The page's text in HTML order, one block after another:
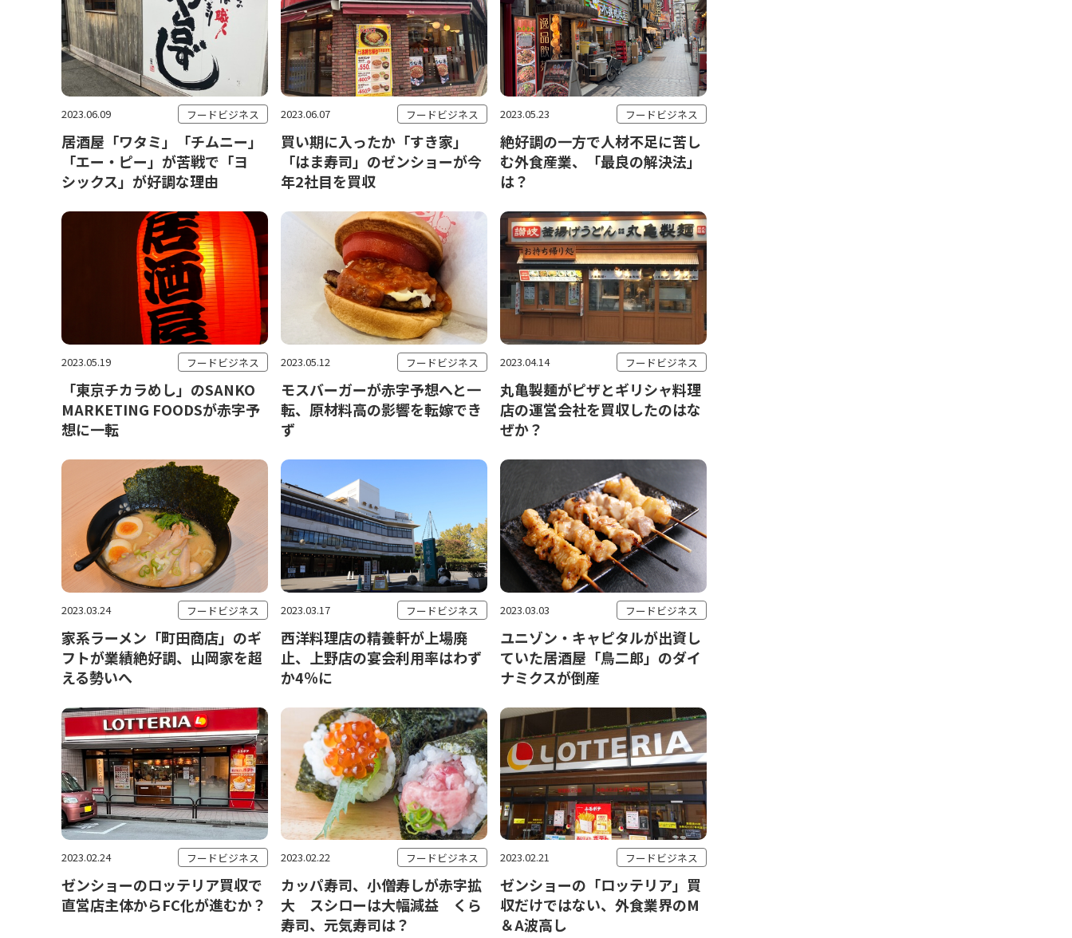
2023.06.09 フードビジネス
居酒屋「ワタミ」「チムニー」
「エー・ピー」が苦戦で「ヨ
シックス」が好調な理由
2023.06.07 フードビジネス
買い期に入ったか「すき家」
「はま寿司」のゼンショーが今
年2社目を買収
2023.05.23 フードビジネス
絶好調の一方で人材不足に苦し
む外食産業、「最良の解決法」
は？
2023.05.19 フードビジネス
「東京チカラめし」のSANKO
MARKETING FOODSが赤字予
想に一転
2023.05.12 フードビジネス
モスバーガーが赤字予想へと一
転、原材料高の影響を転嫁でき
ず
2023.04.14 フードビジネス
丸亀製麺がピザとギリシャ料理
店の運営会社を買収したのはな
ぜか？
2023.03.24 フードビジネス
家系ラーメン「町田商店」のギ
フトが業績絶好調、山岡家を超
える勢いへ
2023.03.17 フードビジネス
西洋料理店の精養軒が上場廃
止、上野店の宴会利用率はわず
か4％に
2023.03.03 フードビジネス
ユニゾン・キャピタルが出資し
ていた居酒屋「鳥二郎」のダイ
ナミクスが倒産
2023.02.24 フードビジネス
ゼンショーのロッテリア買収で
直営店主体からFC化が進むか？
2023.02.22 フードビジネス
カッパ寿司、小僧寿しが赤字拡
大 スシローは大幅減益 くら
寿司、元気寿司は？
2023.02.21 フードビジネス
ゼンショーの「ロッテリア」買
収だけではない、外食業界のM
＆A波高し